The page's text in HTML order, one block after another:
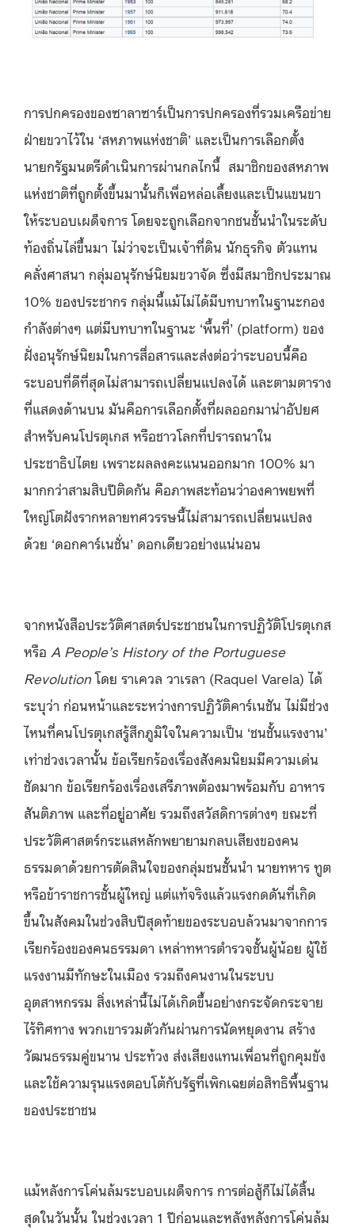
การปกครองของซาลาซาร์เป็นการปกครองที่รวมเครือข่าย
ฝ่ายขวาไว้ใน ‘สหภาพแห่งชาติ’ และเป็นการเลือกตั้ง
นายกรัฐมนตรีดำเนินการผ่านกลไกนี้ สมาชิกของสหภาพ
แห่งชาติที่ถูกตั้งขึ้นมานั้นก็เพื่อหล่อเลี้ยงและเป็นแขนขา
ให้ระบอบเผด็จการ โดยจะถูกเลือกจากชนชั้นนำในระดับ
ท้องถิ่นไล่ขึ้นมา ไม่ว่าจะเป็นเจ้าที่ดิน นักธุรกิจ ตัวแทน
คลั่งศาสนา กลุ่มอนุรักษ์นิยมขวาจัด ซึ่งมีสมาชิกประมาณ
10% ของประชากร กลุ่มนี้แม้ไม่ได้มีบทบาทในฐานะกอง
กำลังต่างๆ แต่มีบทบาทในฐานะ ‘พื้นที่’ (platform) ของ
ฝั่งอนุรักษ์นิยมในการสื่อสารและส่งต่อว่าระบอบนี้คือ
ระบอบที่ดีที่สุดไม่สามารถเปลี่ยนแปลงได้ และตามตาราง
ที่แสดงด้านบน มันคือการเลือกตั้งที่ผลออกมาน่าอัปยศ
สำหรับคนโปรตุเกส หรือชาวโลกที่ปรารถนาใน
ประชาธิปไตย เพราะผลลงคะแนนออกมาก 100% มา
มากกว่าสามสิบปีติดกัน คือภาพสะท้อนว่าองคาพยพที่
ใหญ่โตฝังรากหลายทศวรรษนี้ไม่สามารถเปลี่ยนแปลง
ด้วย ‘ดอกคาร์เนชั่น’ ดอกเดียวอย่างแน่นอน
จากหนังสือประวัติศาสตร์ประชาชนในการปฏิวัติโปรตุเกส
หรือ A People’s History of the Portuguese
Revolutionโดย ราเควล วาเรลา (Raquel Varela) ได้
ระบุว่า ก่อนหน้าและระหว่างการปฏิวัติคาร์เนชัน ไม่มีช่วง
ไหนที่คนโปรตุเกสรู้สึกภูมิใจในความเป็น ‘ชนชั้นแรงงาน’
เท่าช่วงเวลานั้น ข้อเรียกร้องเรื่องสังคมนิยมมีความเด่น
ชัดมาก ข้อเรียกร้องเรื่องเสรีภาพต้องมาพร้อมกับ อาหาร
สันติภาพ และที่อยู่อาศัย รวมถึงสวัสดิการต่างๆ ขณะที่
ประวัติศาสตร์กระแสหลักพยายามกลบเสียงของคน
ธรรมดาด้วยการตัดสินใจของกลุ่มชนชั้นนำ นายทหาร ทูต
หรือข้าราชการชั้นผู้ใหญ่ แต่แท้จริงแล้วแรงกดดันที่เกิด
ขึ้นในสังคมในช่วงสิบปีสุดท้ายของระบอบล้วนมาจากการ
เรียกร้องของคนธรรมดา เหล่าทหารตำรวจชั้นผู้น้อย ผู้ใช้
แรงงานมีทักษะในเมือง รวมถึงคนงานในระบบ
อุตสาหกรรม สิ่งเหล่านี้ไม่ได้เกิดขึ้นอย่างกระจัดกระจาย
ไร้ทิศทาง พวกเขารวมตัวกันผ่านการนัดหยุดงาน สร้าง
วัฒนธรรมคู่ขนาน ประท้วง ส่งเสียงแทนเพื่อนที่ถูกคุมขัง
และใช้ความรุนแรงตอบโต้กับรัฐที่เพิกเฉยต่อสิทธิพื้นฐาน
ของประชาชน
แม้หลังการโค่นล้มระบอบเผด็จการ การต่อสู้ก็ไม่ได้สิ้น
สุดในวันนั้น ในช่วงเวลา 1 ปีก่อนและหลังหลังการโค่นล้ม